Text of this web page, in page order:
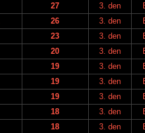
27 3. den
26 3. den
23 3. den
20 3. den
19 3. den
19 3. den
19 3. den
18 3. den
18 3. den